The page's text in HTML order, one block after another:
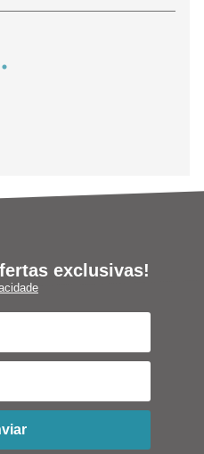
exclusivas!